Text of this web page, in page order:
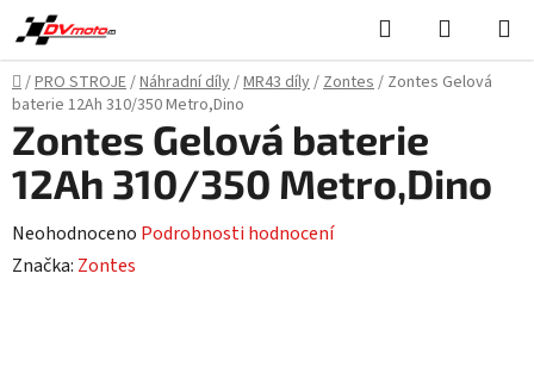
Přejít
na
obsah
Hledat
KOŠÍK
Domů
/PRO STROJE/Náhradní díly/MR43 díly/Zontes/ Zontes Gelová
baterie 12Ah 310/350 Metro,Dino
Zontes Gelová baterie
12Ah 310/350 Metro,Dino
Průměrné
hodnocení
Neohodnoceno Podrobnosti hodnocení
Značka: Zontes